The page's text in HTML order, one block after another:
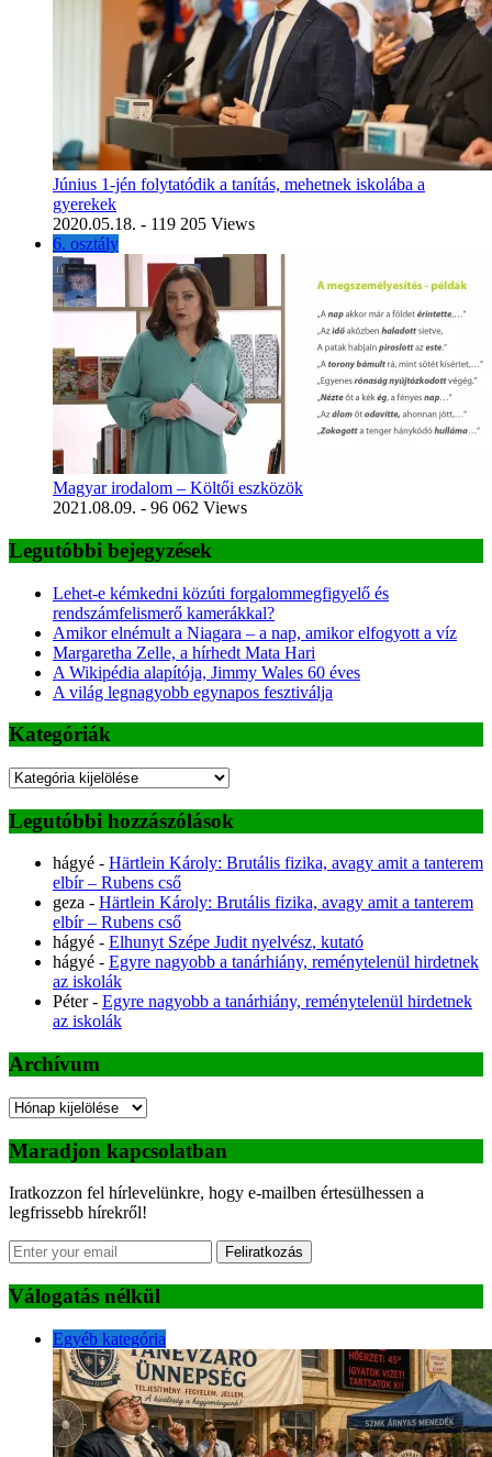
Június 1-jén folytatódik a tanítás, mehetnek iskolába a
gyerekek
2020.05.18. - 119 205 Views
6. osztály
Magyar irodalom – Költői eszközök
2021.08.09. - 96 062 Views
Legutóbbi bejegyzések
Lehet-e kémkedni közúti forgalommegfigyelő és
rendszámfelismerő kamerákkal?
Amikor elnémult a Niagara – a nap, amikor elfogyott a víz
Margaretha Zelle, a hírhedt Mata Hari
A Wikipédia alapítója, Jimmy Wales 60 éves
A világ legnagyobb egynapos fesztiválja
Kategóriák
Kategóriák
Legutóbbi hozzászólások
hágyé - Härtlein Károly: Brutális fizika, avagy amit a tanterem
elbír – Rubens cső
geza - Härtlein Károly: Brutális fizika, avagy amit a tanterem
elbír – Rubens cső
hágyé - Elhunyt Szépe Judit nyelvész, kutató
hágyé - Egyre nagyobb a tanárhiány, reménytelenül hirdetnek
az iskolák
Péter- Egyre nagyobb a tanárhiány, reménytelenül hirdetnek
az iskolák
Archívum
Archívum
Maradjon kapcsolatban
Iratkozzon fel hírlevelünkre, hogy e-mailben értesülhessen a
legfrissebb hírekről!
Feliratkozás
Válogatás nélkül
Egyéb kategória